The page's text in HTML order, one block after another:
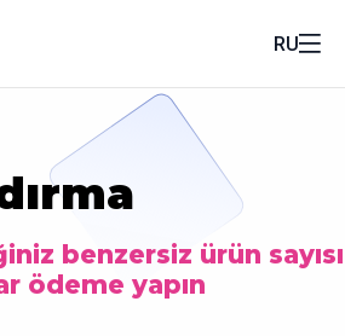
RU
benzersiz ürün sayısı
ödeme yapın